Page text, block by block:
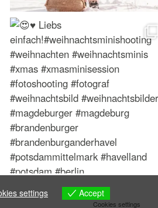
settings Accept
Cookies settings